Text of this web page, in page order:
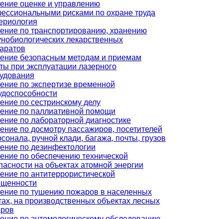
оценке и управлению
рисками по охране труда
по транспортированию, хранению
лекарственных
безопасным методам и приемам
при эксплуатации лазерного
по экспертизе временной
по сестринскому делу
по паллиативной помощи
по лабораторной диагностике
по досмотру пассажиров, посетителей
ручной клади, багажа, почты, грузов
по дезинфектологии
по обеспечению технической
на объектах атомной энергии
по антитеррористической
по тушению пожаров в населенных
на производственных объектах лесных